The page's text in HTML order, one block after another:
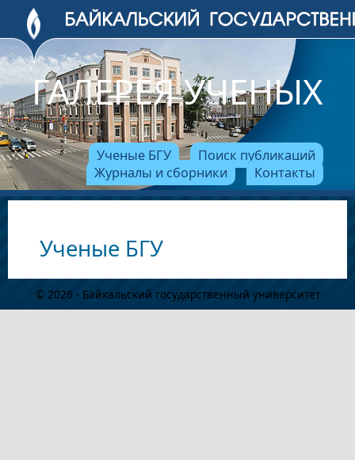
ГАЛЕРЕЯ УЧЕНЫХ
Ученые БГУ
Поиск публикаций
Журналы и сборники
Контакты
Ученые БГУ
© 2026 - Байкальский государственный университет